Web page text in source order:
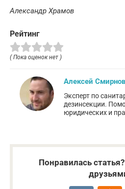
Александр Храмов
Рейтинг
( Пока оценок нет )
Алексей Смирнов
Эксперт по
дезинсекции.
юридических и
Понравилась